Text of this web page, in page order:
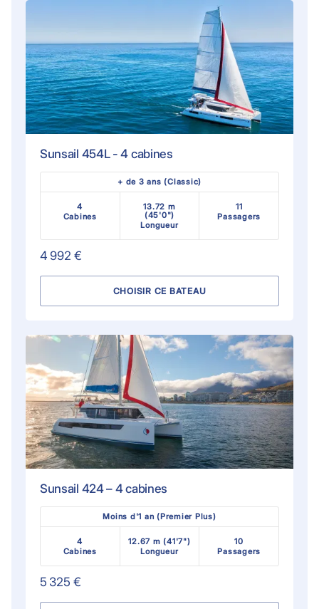
Sunsail 454L - 4 cabines
+ de 3 ans (Classic)
4
Cabines
13.72 m
(45'0")
Longueur
11
Passagers
4 992 €
CHOISIR CE BATEAU
Sunsail 424 – 4 cabines
Moins d'1 an (Premier Plus)
4
Cabines
12.67 m (41'7")
Longueur
10
Passagers
5 325 €